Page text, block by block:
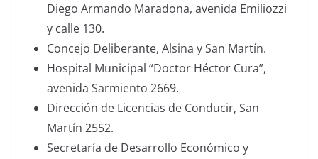
Diego Armando Maradona, avenida Emiliozzi
y calle 130.
Concejo Deliberante, Alsina y San Martín.
Hospital Municipal “Doctor Héctor Cura”,
avenida Sarmiento 2669.
Dirección de Licencias de Conducir, San
Martín 2552.
Secretaría de Desarrollo Económico y